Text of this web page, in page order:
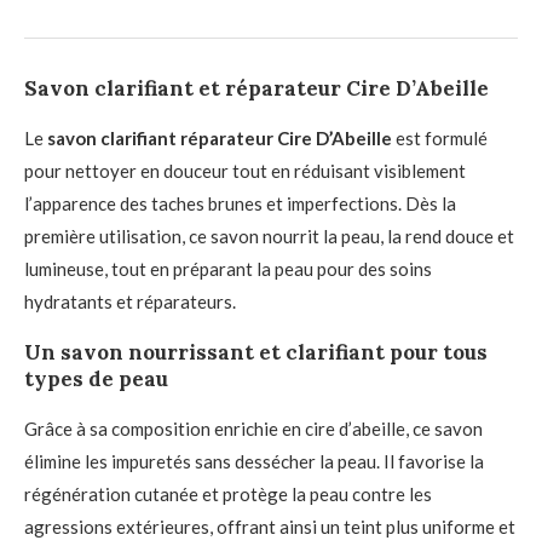
Savon clarifiant et réparateur Cire D’Abeille
Le savon clarifiant réparateur Cire D’Abeille est formulé
pour nettoyer en douceur tout en réduisant visiblement
l’apparence des taches brunes et imperfections. Dès la
première utilisation, ce savon nourrit la peau, la rend douce et
lumineuse, tout en préparant la peau pour des soins
hydratants et réparateurs.
Un savon nourrissant et clarifiant pour tous
types de peau
Grâce à sa composition enrichie en cire d’abeille, ce savon
élimine les impuretés sans dessécher la peau. Il favorise la
régénération cutanée et protège la peau contre les
agressions extérieures, offrant ainsi un teint plus uniforme et